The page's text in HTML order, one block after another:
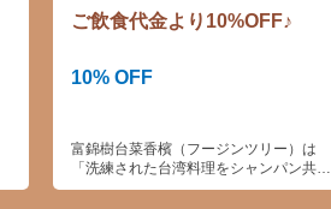
ご飲食代金より10%OFF♪
10% OFF
富錦樹台菜香檳（フージンツリー）は
「洗練された台湾料理をシャンパン共に
スタイリッシュに楽しめる店」として